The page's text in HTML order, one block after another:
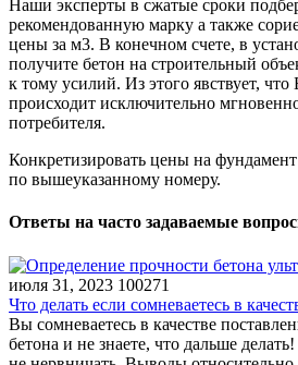
Наши эксперты в сжатые сроки
рекомендованную марку а также
цены за м3. В конечном счете, в
получите бетон на строительный
к тому усилий. Из этого явствует,
происходит исключительно
потребителя.
Конкретизировать цены на
по вышеуказанному номеру.
Ответы на часто задаваемые
июля 31, 2023 100271
Что делать если сомневаетесь в
Вы сомневаетесь в качестве
бетона и не знаете, что дальше